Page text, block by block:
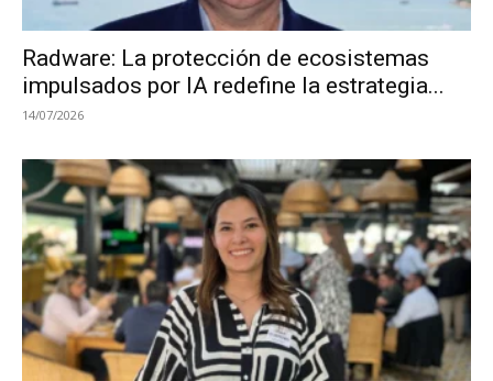
Radware: La protección de ecosistemas
impulsados por IA redefine la estrategia...
14/07/2026